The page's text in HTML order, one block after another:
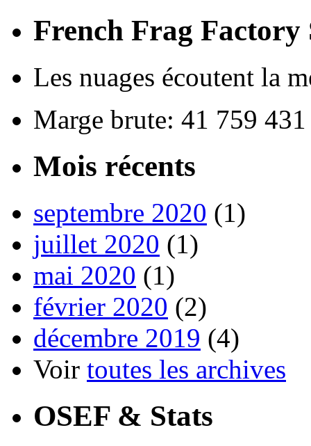
French Frag Factory
Les nuages écoutent la
Marge brute: 41 759
Mois récents
septembre 2020 (1)
juillet 2020 (1)
mai 2020 (1)
février 2020 (2)
décembre 2019 (4)
Voir toutes les archives
OSEF & Stats